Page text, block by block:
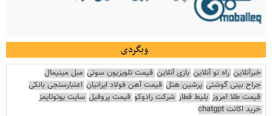
وبگردی
خبرآنلاین راه نو آنلاین بازی آنلاین قیمت تلویزیون سونی مبل مینیمال
جراح بینی گوشتی پرشین هتل قیمت آهن فولاد ایرانیان اعتبارسنجی بانکی
قیمت طلا امروز بلیط قطار شرکت رادوکو قیمت پروفیل سایت یوتوتایمز
خرید اکانت chatgpt